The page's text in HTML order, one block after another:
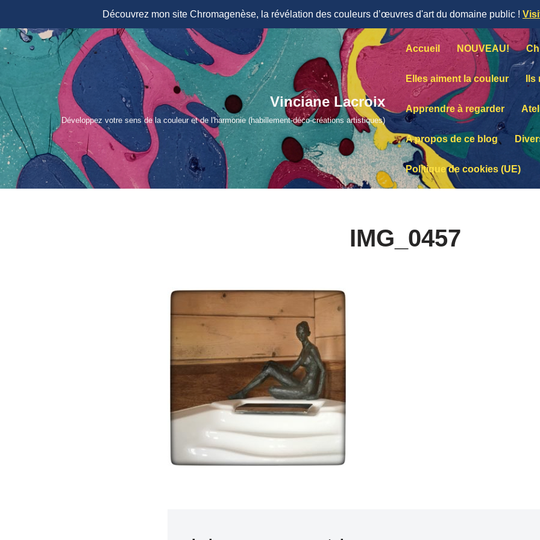
Découvrez mon site Chromagenèse, la révélation des couleurs d’œuvres d'art du domaine public !
Aller
contenu
Vinciane Lacroix
Développez votre sens de la couleur et de l'harmonie (habillement-déco-créations artistiques)
Accueil NOUVEAU!
Elles aiment la couleur
Apprendre à regarder
A propos de ce blog
Politique de cookies (UE)
IMG_0457